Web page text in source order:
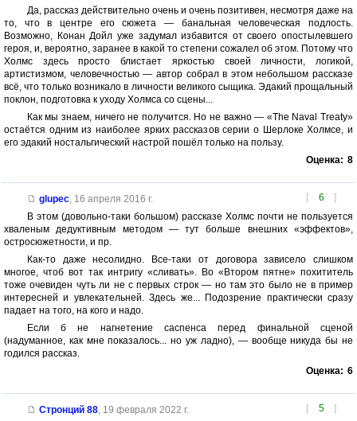
Да, рассказ действительно очень и очень позитивен, несмотря даже на
то, что в центре его сюжета — банальная человеческая подлость.
Возможно, Конан Дойл уже задумал избавится от своего опостылевшего
героя, и, вероятно, заранее в какой то степени сожалел об этом. Потому что
Холмс здесь просто блистает яркостью своей личности, логикой,
артистизмом, человечностью — автор собрал в этом небольшом рассказе
всё, что только возникало в личности великого сыщика. Эдакий прощальный
поклон, подготовка к уходу Холмса со сцены...
Как мы знаем, ничего не получится. Но не важно — «The Naval Treaty»
остаётся одним из наиболее ярких рассказов серии о Шерлоке Холмсе, и
его эдакий ностальгический настрой пошёл только на пользу.
Оценка: 8
[ 6 ]
glupec, 16 апреля 2016 г.
В этом (довольно-таки большом) рассказе Холмс почти не пользуется
хваленым дедуктивным методом — тут больше внешних «эффектов»,
остросюжетности, и пр.
Как-то даже несолидно. Все-таки от договора зависело слишком
многое, чтоб вот так интригу «сливать». Во «Втором пятне» похититель
тоже очевиден чуть ли не с первых строк — но там это было не в пример
интересней и увлекательней. Здесь же... Подозрение практически сразу
падает на того, на кого и надо.
Если б не нагнетение саспенса перед финальной сценой
(надуманное, как мне показалось... но уж ладно), — вообще никуда бы не
годился рассказ.
Оценка: 6
[ 5 ]
Стронций 88, 19 февраля 2022 г.